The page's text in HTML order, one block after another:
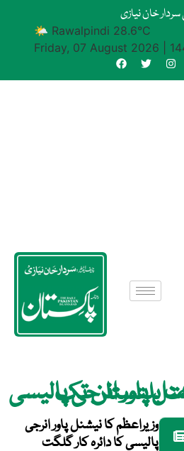
سردار خان نیازی
🌤 Rawalpindi 28.6°C
Friday, 07 August 2026
وزیراعظم کا نیشنل پاور انرجی
پالیسی کا دائرہ کار گلگت